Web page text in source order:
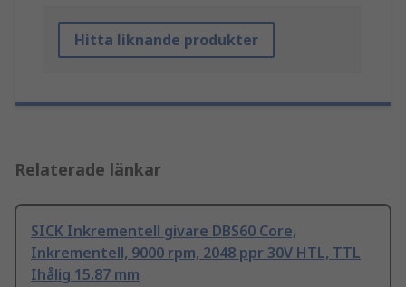
Hitta liknande produkter
Relaterade länkar
SICK Inkrementell givare DBS60 Core,
Inkrementell, 9000 rpm, 2048 ppr 30V HTL, TTL
Ihålig 15.87 mm